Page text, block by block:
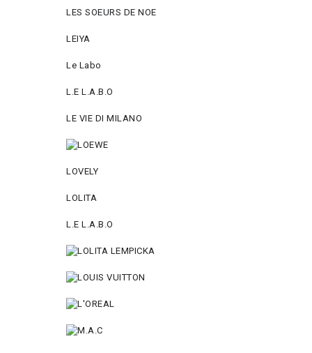
LES SOEURS DE NOE
LEIYA
Le Labo
L.Е L.А.B.О
LE VIE DI MILANO
LOVELY
LOLITA
L.E L.A.B.O